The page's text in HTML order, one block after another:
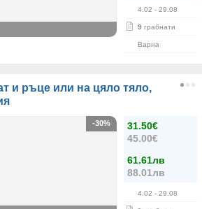
4.02 - 29.08
9 грабнати
Варна
и ръце или на цяло тяло,
31.50€
45.00€
61.61лв
88.01лв
4.02 - 29.08
-30%